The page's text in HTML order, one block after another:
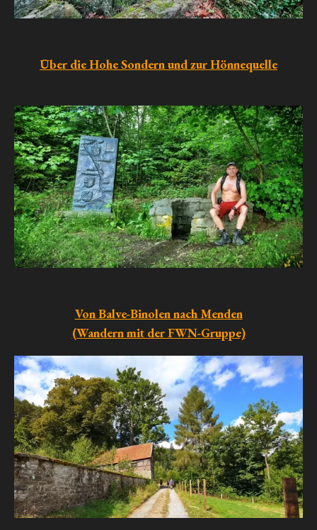
Über die Hohe Sondern und zur Hönnequelle
Von Balve-Binolen nach Menden
(Wandern mit der FWN-Gruppe)